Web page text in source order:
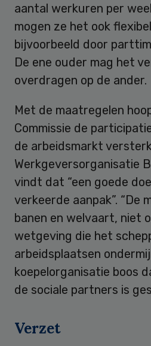
aantal werkuren per
mogen ze het ook
bijvoorbeeld door
De ene ouder mag het
overdragen op de ander.
Met de maatregelen
Commissie de
de arbeidsmarkt
Werkgeversorganisatie
vindt dat “een goede
verkeerde aanpak”. “De
banen en welvaart, niet
wetgeving die het
arbeidsplaatsen
koepelorganisatie boos
de sociale partners is
Verzet